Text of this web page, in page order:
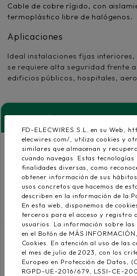
Cable de cobre rígido, con
termoplástico libre de halógenos.
Aplicaciones
Ideal instalaciones fijas
se requiere alta seguridad frente
edificios públicos, hospitales,
Características Constructivas
Características Técnicas
Propiedades
Certificados y Descargas
Conductor
Cobre electrolítico rígido
clase 1
FD-ELECWIRES S.L. en su Web,
elecwires.com/, utiliza cookies y
similares que almacenan y
cuando navegas. Estas
finalidades diversas, como
obtener información de sus
usos concretos que hacemos de
describen en la información de la
En esta web, disponemos de
terceros para el acceso y registro
usuarios. La información sobre
en el Botón de MÁS
Cookies. En atención al uso de las
el mes de julio de 2023, con los
Europeo en Protección de Datos,
RGPD-UE-2016/679, LSSI-CE-